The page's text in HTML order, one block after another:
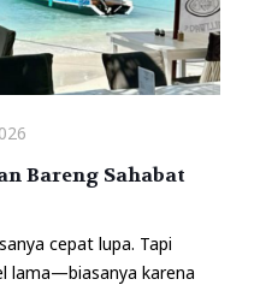
Bareng Sahabat
cepat lupa. Tapi
lama—biasanya karena